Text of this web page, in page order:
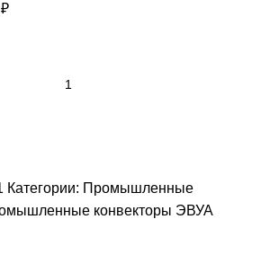
₽
Категории: Промышленные
конвекторы ЭВУА